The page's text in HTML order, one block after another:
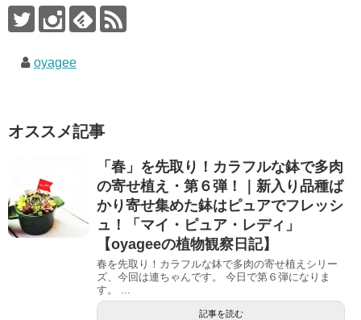
oyagee
オススメ記事
「春」を先取り！カラフルな鉢で多肉
の寄せ植え・第６弾！｜新入り品種ば
かり寄せ集めた鉢はピュアでフレッシ
ュ！「マイ・ピュア・レディ」
【oyageeの植物観察日記】
春を先取り！カラフルな鉢で多肉の寄せ植えシリー
ズ、今回は連ちゃんです。 今日で第６弾になりま
す。 ...
記事を読む